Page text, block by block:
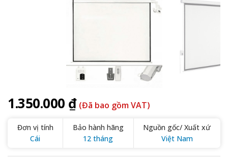
1.350.000 ₫ (Đã bao gồm VAT)
Đơn vị tính
Cái
Bảo hành hãng
12 tháng
Nguồn gốc/ Xuất xứ
Việt Nam